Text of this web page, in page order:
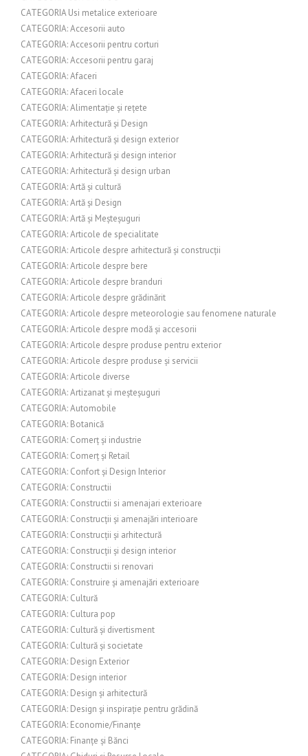
CATEGORIA Usi metalice exterioare
CATEGORIA: Accesorii auto
CATEGORIA: Accesorii pentru corturi
CATEGORIA: Accesorii pentru garaj
CATEGORIA: Afaceri
CATEGORIA: Afaceri locale
CATEGORIA: Alimentație și rețete
CATEGORIA: Arhitectură și Design
CATEGORIA: Arhitectură și design exterior
CATEGORIA: Arhitectură și design interior
CATEGORIA: Arhitectură și design urban
CATEGORIA: Artă și cultură
CATEGORIA: Artă și Design
CATEGORIA: Artă și Meșteșuguri
CATEGORIA: Articole de specialitate
CATEGORIA: Articole despre arhitectură și construcții
CATEGORIA: Articole despre bere
CATEGORIA: Articole despre branduri
CATEGORIA: Articole despre grădinărit
CATEGORIA: Articole despre meteorologie sau fenomene naturale
CATEGORIA: Articole despre modă și accesorii
CATEGORIA: Articole despre produse pentru exterior
CATEGORIA: Articole despre produse și servicii
CATEGORIA: Articole diverse
CATEGORIA: Artizanat și meșteșuguri
CATEGORIA: Automobile
CATEGORIA: Botanică
CATEGORIA: Comerț și industrie
CATEGORIA: Comerț și Retail
CATEGORIA: Confort și Design Interior
CATEGORIA: Constructii
CATEGORIA: Constructii si amenajari exterioare
CATEGORIA: Construcții și amenajări interioare
CATEGORIA: Construcții și arhitectură
CATEGORIA: Construcții și design interior
CATEGORIA: Constructii si renovari
CATEGORIA: Construire și amenajări exterioare
CATEGORIA: Cultură
CATEGORIA: Cultura pop
CATEGORIA: Cultură și divertisment
CATEGORIA: Cultură și societate
CATEGORIA: Design Exterior
CATEGORIA: Design interior
CATEGORIA: Design și arhitectură
CATEGORIA: Design și inspirație pentru grădină
CATEGORIA: Economie/Finanțe
CATEGORIA: Finanțe și Bănci